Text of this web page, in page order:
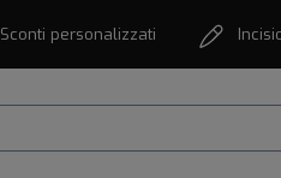
Sconti personalizzati